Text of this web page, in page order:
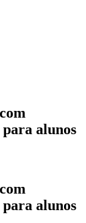
para alunos
para alunos